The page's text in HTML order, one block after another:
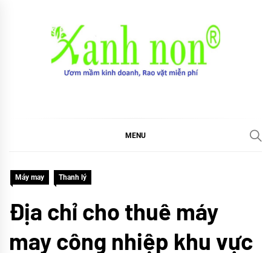
MENU
Máy may Thanh lý
Địa chỉ cho thuê máy
may công nhiệp khu vực